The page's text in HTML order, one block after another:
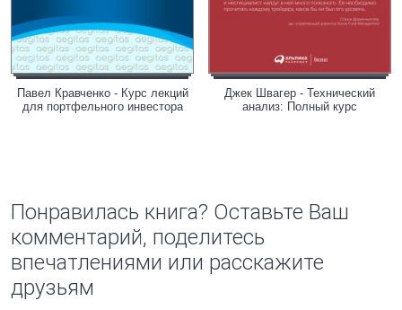
Павел Кравченко - Курс лекций
для портфельного инвестора
Джек Швагер - Технический
анализ: Полный курс
Понравилась книга? Оставьте Ваш
комментарий, поделитесь
впечатлениями или расскажите
друзьям